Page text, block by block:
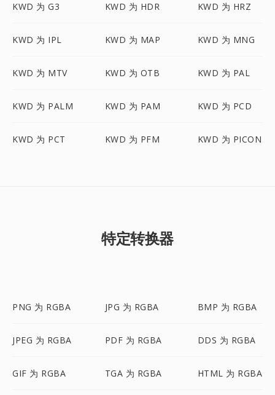
KWD 为 G3 KWD 为 HDR KWD 为 HRZ
KWD 为 IPL KWD 为 MAP KWD 为 MNG
KWD 为 MTV KWD 为 OTB KWD 为 PAL
KWD 为 PALM KWD 为 PAM KWD 为 PCD
KWD 为 PCT KWD 为 PFM KWD 为 PICON
特定转换器
PNG 为 RGBA JPG 为 RGBA BMP 为 RGBA
JPEG 为 RGBA PDF 为 RGBA DDS 为 RGBA
GIF 为 RGBA TGA 为 RGBA HTML 为 RGBA